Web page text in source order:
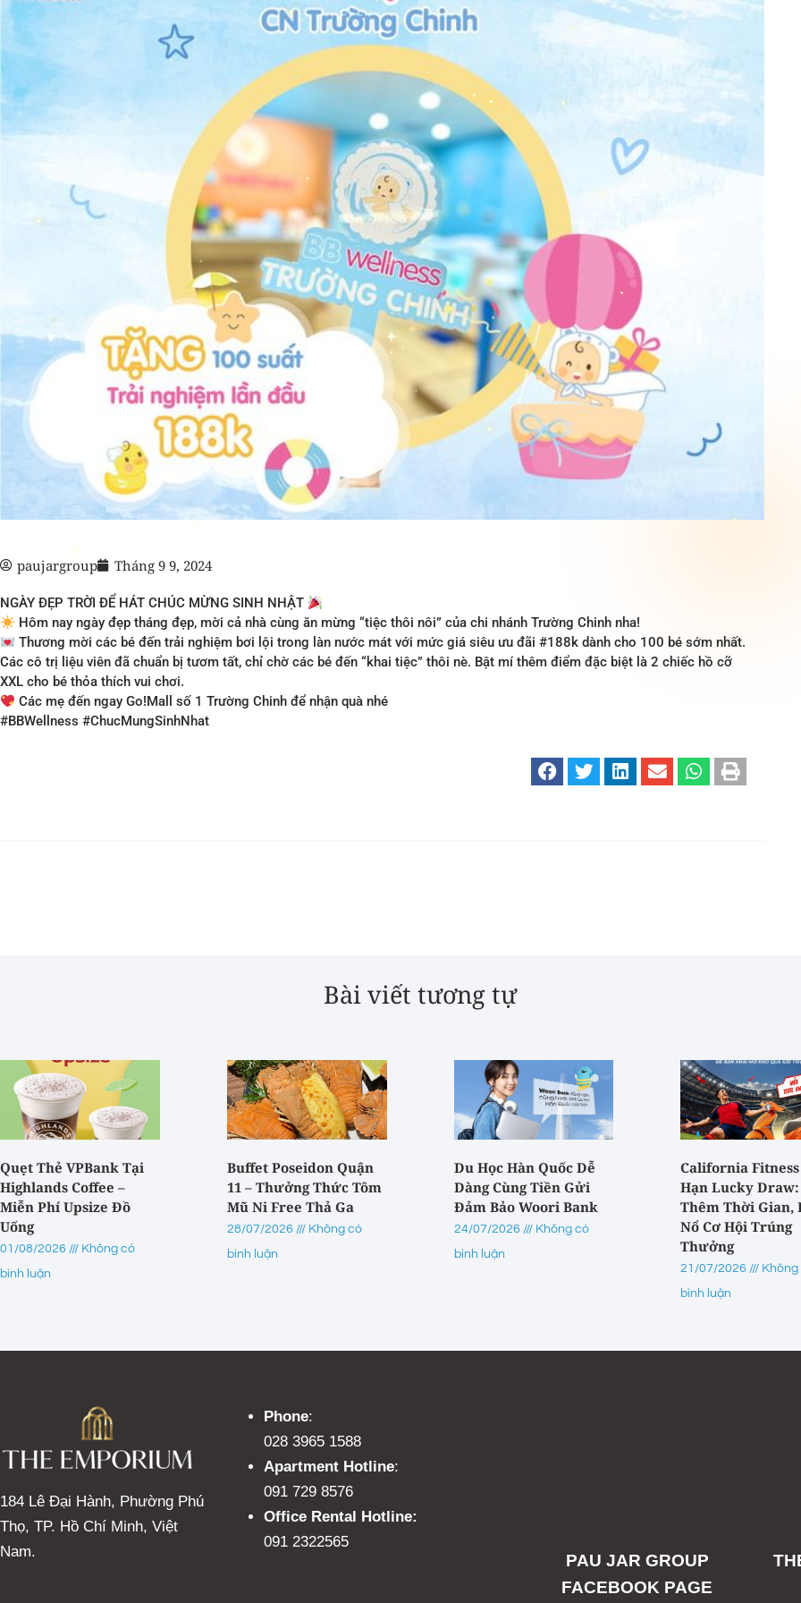
paujargroup Tháng 9 9, 2024
NGÀY ĐẸP TRỜI ĐỂ HÁT CHÚC MỪNG SINH NHẬT
Hôm nay ngày đẹp tháng đẹp, mời cả nhà cùng ăn mừng “tiệc thôi nôi” của chi nhánh Trường Chinh nha!
Thương mời các bé đến trải nghiệm bơi lội trong làn nước mát với mức giá siêu ưu đãi #188k dành cho 100 bé sớm nhất.
Các cô trị liệu viên đã chuẩn bị tươm tất, chỉ chờ các bé đến “khai tiệc” thôi nè. Bật mí thêm điểm đặc biệt là 2 chiếc hồ cỡ
XXL cho bé thỏa thích vui chơi.
Các mẹ đến ngay Go!Mall số 1 Trường Chinh để nhận quà nhé
#BBWellness #ChucMungSinhNhat
Bài viết tương tự
Quẹt Thẻ VPBank Tại
Highlands Coffee –
Miễn Phí Upsize Đồ
Uống
01/08/2026
Không có
bình luận
Buffet Poseidon Quận
11 – Thưởng Thức Tôm
Mũ Ni Free Thả Ga
28/07/2026
Không có
bình luận
Du Học Hàn Quốc Dễ
Dàng Cùng Tiền Gửi
Đảm Bảo Woori Bank
24/07/2026
Không có
bình luận
California
Hạn Lucky Draw:
Thêm Thời Gian,
Nổ Cơ Hội Trúng
Thưởng
21/07/2026
bình luận
184 Lê Đại Hành, Phường Phú
Thọ, TP. Hồ Chí Minh, Việt
Nam.
Phone:
028 3965 1588
Apartment Hotline:
091 729 8576
Office Rental Hotline:
091 2322565
PAU JAR GROUP
FACEBOOK PAGE